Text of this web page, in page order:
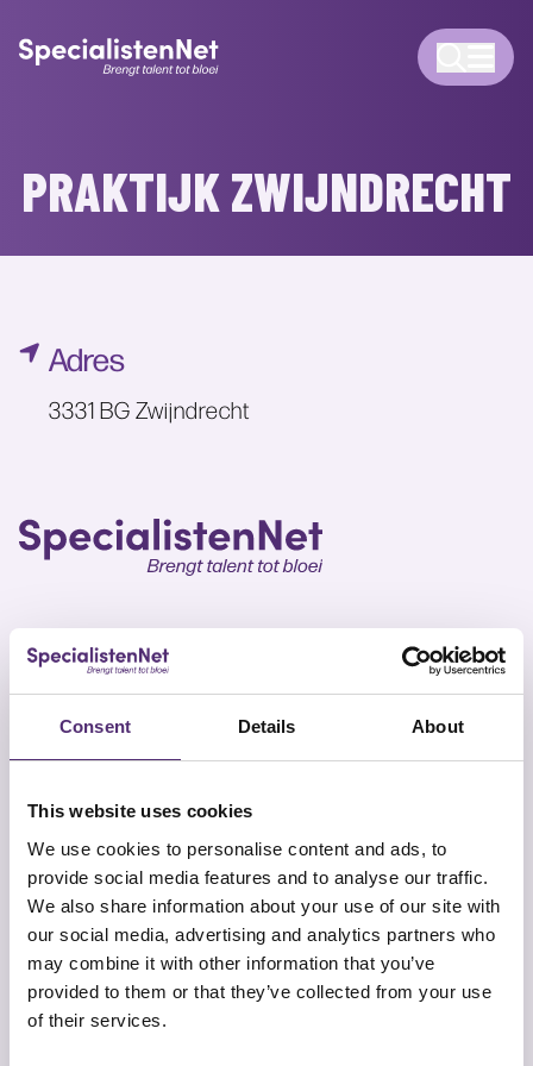
Consent Details About
This website uses cookies
We use cookies to personalise content and ads, to
provide social media features and to analyse our traffic.
We also share information about your use of our site with
our social media, advertising and analytics partners who
may combine it with other information that you’ve
provided to them or that they’ve collected from your use
of their services.
PRAKTIJK ZWIJNDRECHT
Adres
3331 BG Zwijndrecht
SpecialistenNet biedt voor elk doel psychische hulp
en coaching. Met specialisten in heel Nederland en
tot bloei.
Snel naar
Onze aanpak
Contact
SpecialistenNet Psychologie